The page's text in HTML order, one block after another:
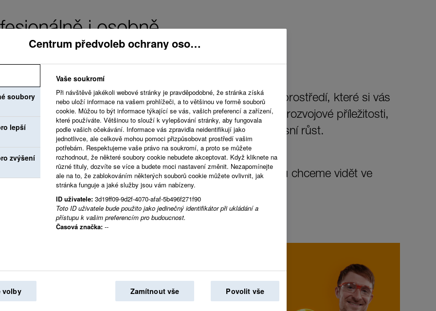
i osobně.
Usilujeme o vytvoření pracovního prostředí, které si vás
váží a vítá vaše nápady. Nabízíme rozvojové příležitosti,
které podporují váš osobní i profesní růst.
Společně vytváříme změnu, kterou chceme vidět ve
světě.
Centrum předvoleb ochrany osobních údajů
soubory
lepší
zvýšení
Vaše soukromí
Při návštěvě jakékoli webové stránky je pravděpodobné, že stránka získá
nebo uloží informace na vašem prohlížeči, a to většinou ve formě souborů
cookie. Můžou to být informace týkající se vás, vašich preferencí a zařízení,
které používáte. Většinou to slouží k vylepšování stránky, aby fungovala
podle vašich očekávání. Informace vás zpravidla neidentifikují jako
jednotlivce, ale celkově mohou pomoci přizpůsobovat prostředí vašim
potřebám. Respektujeme vaše právo na soukromí, a proto se můžete
rozhodnout, že některé soubory cookie nebudete akceptovat. Když kliknete na
různé tituly, dozvíte se více a budete moci nastavení změnit. Nezapomínejte
ale na to, že zablokováním některých souborů cookie můžete ovlivnit, jak
stránka funguje a jaké služby jsou vám nabízeny.
ID uživatele: 3d19ff09-9d2f-4070-afaf-5b496f271f90
Toto ID uživatele bude použito jako jedinečný identifikátor při ukládání a
přístupu k vašim preferencím pro budoucnost.
Časová značka: --
volby Zamítnout vše Povolit vše